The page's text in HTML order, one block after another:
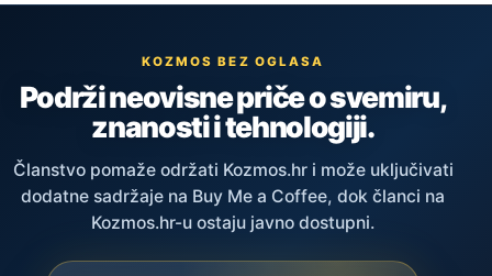
KOZMOS BEZ OGLASA
Podrži neovisne priče o svemiru,
znanosti i tehnologiji.
Članstvo pomaže održati Kozmos.hr i može uključivati
dodatne sadržaje na Buy Me a Coffee, dok članci na
Kozmos.hr-u ostaju javno dostupni.